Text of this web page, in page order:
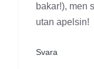
bakar!), men
utan apelsin!
Svara